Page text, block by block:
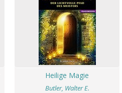
Heilige Magie
Butler, Walter E.